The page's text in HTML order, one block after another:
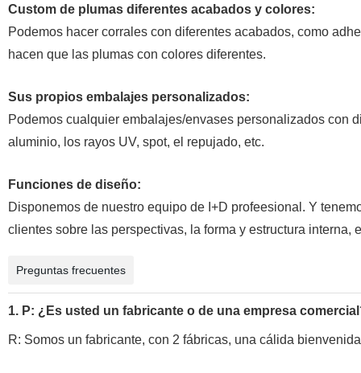
Custom de plumas diferentes acabados y colores:
Podemos hacer corrales con diferentes acabados, como
hacen que las plumas con colores diferentes.
Sus propios embalajes personalizados:
Podemos cualquier embalajes/envases personalizados con
aluminio, los rayos UV, spot, el repujado, etc.
Funciones de diseño:
Disponemos de nuestro equipo de I+D profeesional. Y
clientes sobre las perspectivas, la forma y estructura interna,
Preguntas frecuentes
1. P: ¿Es usted un fabricante o de una empresa
R: Somos un fabricante, con 2 fábricas, una cálida